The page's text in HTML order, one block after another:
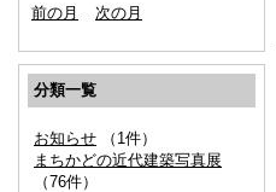
前の月
次の月
分類一覧
お知らせ （1件）
まちかどの近代建築写真展
（76件）